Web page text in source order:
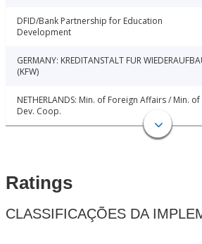
DFID/Bank Partnership for Education
Development
GERMANY: KREDITANSTALT FUR
(KFW)
NETHERLANDS: Min. of Foreign Affairs / Min. of
Dev. Coop.
Ratings
CLASSIFICAÇÕES DA